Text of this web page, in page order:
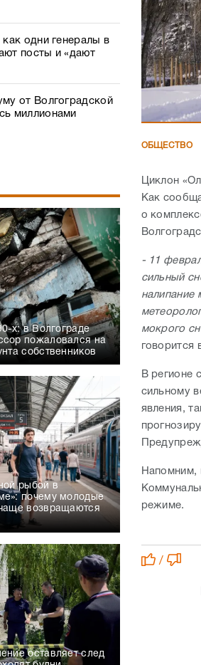
одни генералы в
посты и «дают
от Волгоградской
миллионами
х: в Волгограде
пожаловался на
собственников
рыбой в
почему молодые
возвращаются
оставляет след
ОБЩЕСТВО
Циклон
Как
о
- 11
сильный
налипание
мокрого
говорится
В регионе
сильному
явления,
Напомним,
режиме.
/